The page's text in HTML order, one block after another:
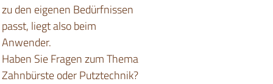
zu den eigenen Bedürfnissen
passt, liegt also beim
Anwender.
Haben Sie Fragen zum Thema
Zahnbürste oder Putztechnik?